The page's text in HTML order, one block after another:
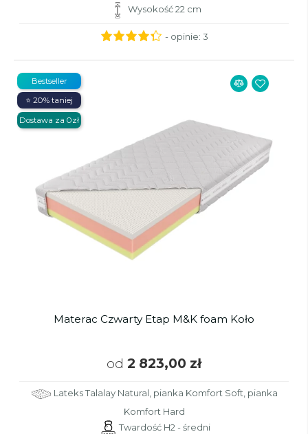
Wysokość 22 cm
- opinie: 3
Materac Czwarty Etap M&K foam Koło
od 2 823,00 zł
Lateks Talalay Natural, pianka Komfort Soft, pianka
Komfort Hard
Twardość H2 - średni
Bestseller
⭐ 20% taniej
Dostawa za 0zł